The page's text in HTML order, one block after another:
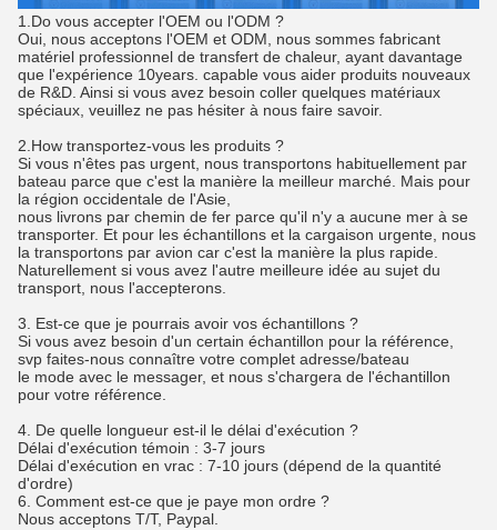
1.Do vous accepter l'OEM ou l'ODM ?
Oui, nous acceptons l'OEM et ODM, nous sommes fabricant
matériel professionnel de transfert de chaleur, ayant davantage
que l'expérience 10years. capable vous aider produits nouveaux
de R&D. Ainsi si vous avez besoin coller quelques matériaux
spéciaux, veuillez ne pas hésiter à nous faire savoir.
2.How transportez-vous les produits ?
Si vous n'êtes pas urgent, nous transportons habituellement par
bateau parce que c'est la manière la meilleur marché. Mais pour
la région occidentale de l'Asie,
nous livrons par chemin de fer parce qu'il n'y a aucune mer à se
transporter. Et pour les échantillons et la cargaison urgente, nous
la transportons par avion car c'est la manière la plus rapide.
Naturellement si vous avez l'autre meilleure idée au sujet du
transport, nous l'accepterons.
3. Est-ce que je pourrais avoir vos échantillons ?
Si vous avez besoin d'un certain échantillon pour la référence,
svp faites-nous connaître votre complet adresse/bateau
le mode avec le messager, et nous s'chargera de l'échantillon
pour votre référence.
4. De quelle longueur est-il le délai d'exécution ?
Délai d'exécution témoin : 3-7 jours
Délai d'exécution en vrac : 7-10 jours (dépend de la quantité
d'ordre)
6. Comment est-ce que je paye mon ordre ?
Nous acceptons T/T, Paypal.